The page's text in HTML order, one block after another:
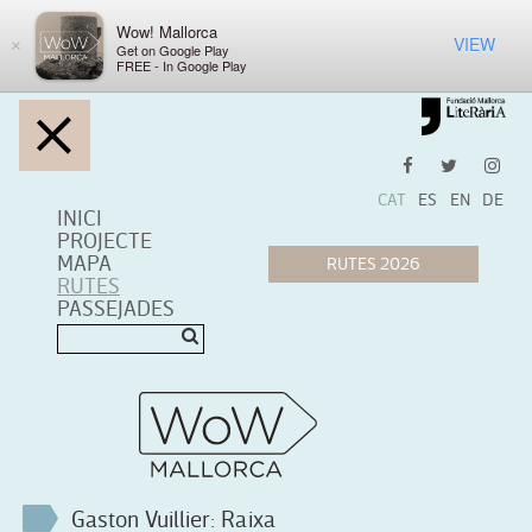
×
Wow! Mallorca
Get on Google Play
FREE - In Google Play
VIEW
INICI
PROJECTE
MAPA
RUTES
PASSEJADES
CAT ES EN DE
Gaston Vuillier: Raixa